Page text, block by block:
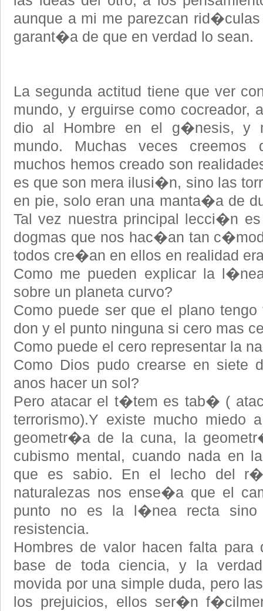
aunque a mi me parezcan
garant�a de que en verdad lo sean.
La segunda actitud tiene que ver
mundo, y erguirse como cocreador,
dio al Hombre en el g�nesis, y
mundo. Muchas veces creemos
muchos hemos creado son
es que son mera ilusi�n, sino las
en pie, solo eran una manta�a de
Tal vez nuestra principal lecci�n
dogmas que nos hac�an tan
todos cre�an en ellos en realidad
Como me pueden explicar la
sobre un planeta curvo?
Como puede ser que el plano
don y el punto ninguna si cero mas
Como puede el cero representar la
Como Dios pudo crearse en siete
anos hacer un sol?
Pero atacar el t�tem es tab� (
terrorismo).Y existe mucho miedo
geometr�a de la cuna, la
cubismo mental, cuando nada en
que es sabio. En el lecho del
naturalezas nos ense�a que el
punto no es la l�nea recta
resistencia.
Hombres de valor hacen falta
base de toda ciencia, y la
movida por una simple duda, pero
los prejuicios, ellos ser�n